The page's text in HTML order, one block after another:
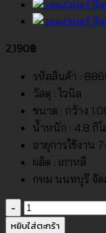
2,190฿
รหัสสินค้า :
วัสดุ : ไวนิล
ขนาด : กว้าง
น้ำหนัก : 4.8 กิโ
อายุการใช้งาน
ผลิต : เกาหลี
กทม นนทบุรี จัด
จำนวน
วอลเปเปอร์
หยิบใส่ตะกร้า